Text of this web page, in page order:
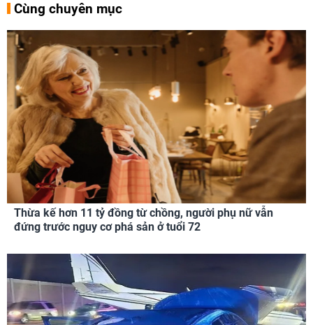
Cùng chuyên mục
Thừa kế hơn 11 tỷ đồng từ chồng, người phụ nữ vẫn
đứng trước nguy cơ phá sản ở tuổi 72